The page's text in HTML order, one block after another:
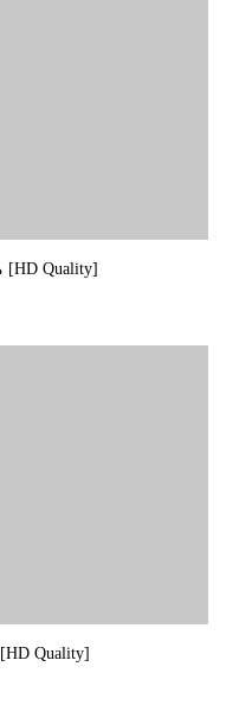
[Ep 04 of 40] Muhkhtar Nama | مختار نامہ [HD Quality]
[Ep 33 of 40] Mukhtar Nama | مختار نامہ [HD Quality]